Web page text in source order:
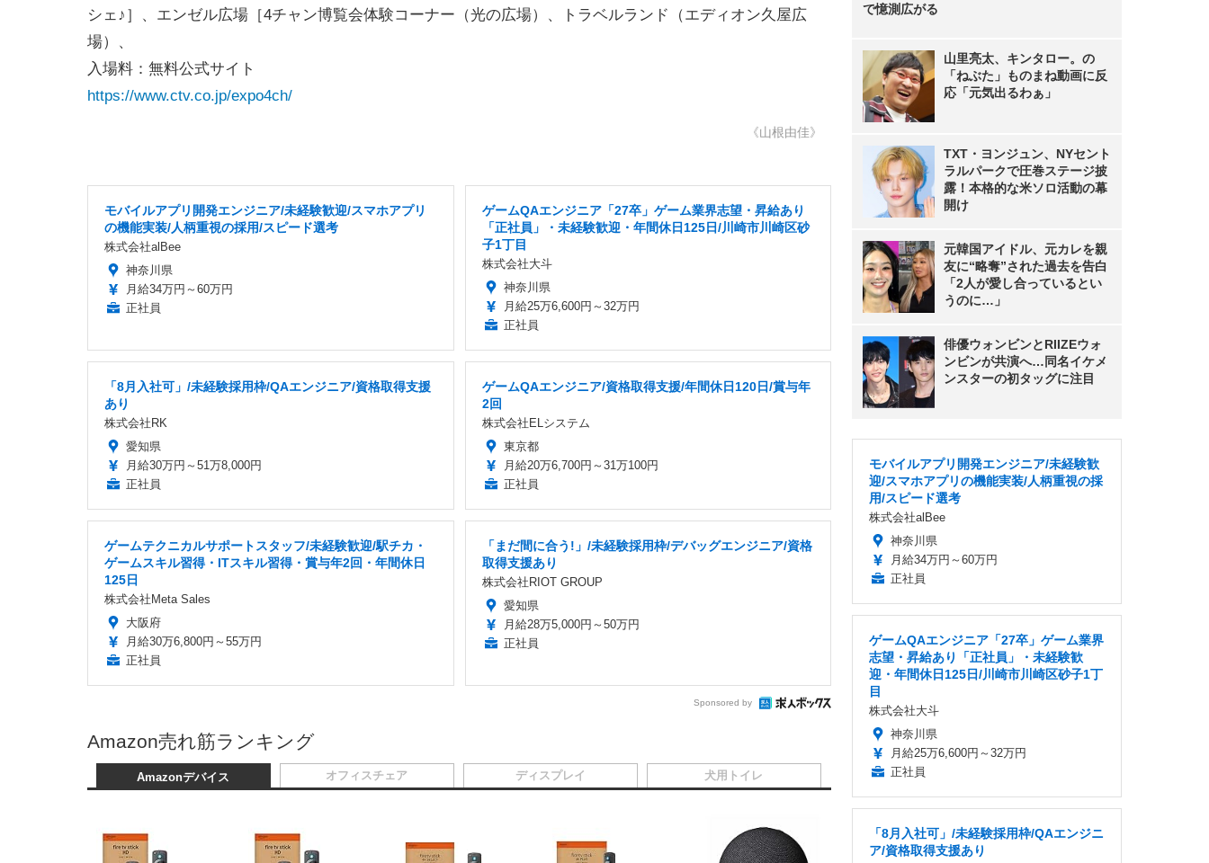
シェ♪］、エンゼル広場［4チャン博覧会体験コーナー（光の広場）、トラベルランド（エディオン久屋広
場）、
入場料：無料公式サイト
https://www.ctv.co.jp/expo4ch/
《山根由佳》
モバイルアプリ開発エンジニア/未経験歓迎/スマホアプリ
の機能実装/人柄重視の採用/スピード選考
株式会社alBee
神奈川県
月給34万円～60万円
正社員
ゲームQAエンジニア「27卒」ゲーム業界志望・昇給あり
「正社員」・未経験歓迎・年間休日125日/川崎市川崎区砂
子1丁目
株式会社大斗
神奈川県
月給25万6,600円～32万円
正社員
「8月入社可」/未経験採用枠/QAエンジニア/資格取得支援
あり
株式会社RK
愛知県
月給30万円～51万8,000円
正社員
ゲームQAエンジニア/資格取得支援/年間休日120日/賞与年
2回
株式会社ELシステム
東京都
月給20万6,700円～31万100円
正社員
ゲームテクニカルサポートスタッフ/未経験歓迎/駅チカ・
ゲームスキル習得・ITスキル習得・賞与年2回・年間休日
125日
株式会社Meta Sales
大阪府
月給30万6,800円～55万円
正社員
「まだ間に合う!」/未経験採用枠/デバッグエンジニア/資格
取得支援あり
株式会社RIOT GROUP
愛知県
月給28万5,000円～50万円
正社員
Sponsored by
Amazon売れ筋ランキング
Amazonデバイス オフィスチェア ディスプレイ 犬用トイレ
で憶測広がる
山里亮太、キンタロー。の
「ねぶた」ものまね動画に反
応「元気出るわぁ」
TXT・ヨンジュン、NYセント
ラルパークで圧巻ステージ披
露！本格的な米ソロ活動の幕
開け
元韓国アイドル、元カレを親
友に“略奪”された過去を告白
「2人が愛し合っているとい
うのに…」
俳優ウォンビンとRIIZEウォ
ンビンが共演へ…同名イケメ
ンスターの初タッグに注目
モバイルアプリ開発エンジニア/未経験歓
迎/スマホアプリの機能実装/人柄重視の採
用/スピード選考
株式会社alBee
神奈川県
月給34万円～60万円
正社員
ゲームQAエンジニア「27卒」ゲーム業界
志望・昇給あり「正社員」・未経験歓
迎・年間休日125日/川崎市川崎区砂子1丁
目
株式会社大斗
神奈川県
月給25万6,600円～32万円
正社員
「8月入社可」/未経験採用枠/QAエンジニ
ア/資格取得支援あり